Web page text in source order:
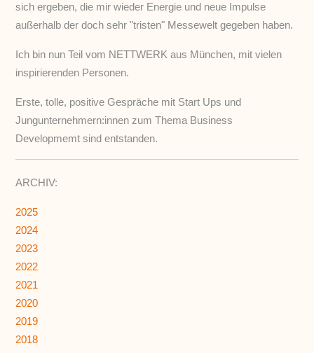
sich ergeben, die mir wieder Energie und neue Impulse
außerhalb der doch sehr "tristen" Messewelt gegeben haben.
Ich bin nun Teil vom NETTWERK aus München, mit vielen
inspirierenden Personen.
Erste, tolle, positive Gespräche mit Start Ups und
Jungunternehmern:innen zum Thema Business
Developmemt sind entstanden.
ARCHIV:
2025
2024
2023
2022
2021
2020
2019
2018